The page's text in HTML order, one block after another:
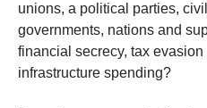
unions, a political parties,
governments, nations and
financial secrecy, tax
infrastructure spending?